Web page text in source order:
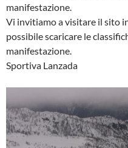
manifestazione.
Vi invitiamo a visitare il sito
possibile scaricare le
manifestazione.
Sportiva Lanzada